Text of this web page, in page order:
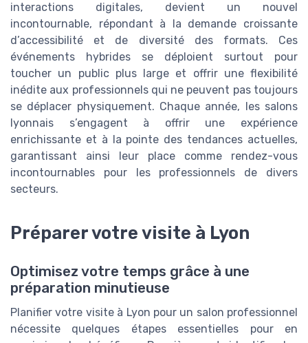
interactions digitales, devient un nouvel
incontournable, répondant à la demande croissante
d’accessibilité et de diversité des formats. Ces
événements hybrides se déploient surtout pour
toucher un public plus large et offrir une flexibilité
inédite aux professionnels qui ne peuvent pas toujours
se déplacer physiquement. Chaque année, les salons
lyonnais s’engagent à offrir une expérience
enrichissante et à la pointe des tendances actuelles,
garantissant ainsi leur place comme rendez-vous
incontournables pour les professionnels de divers
secteurs.
Préparer votre visite à Lyon
Optimisez votre temps grâce à une
préparation minutieuse
Planifier votre visite à Lyon pour un salon professionnel
nécessite quelques étapes essentielles pour en